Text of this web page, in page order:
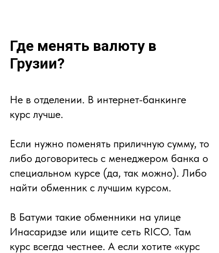
Где менять валюту в
Грузии?
Не в отделении. В интернет-банкинге
курс лучше.
Если нужно поменять приличную сумму, то
либо договоритесь с менеджером банка о
специальном курсе (да, так можно). Либо
найти обменник с лучшим курсом.
В Батуми такие обменники на улице
Инасаридзе или ищите сеть RICO. Там
курс всегда честнее. А если хотите «курс